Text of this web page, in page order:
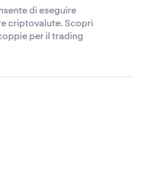
di eseguire
criptovalute. Scopri
per il trading